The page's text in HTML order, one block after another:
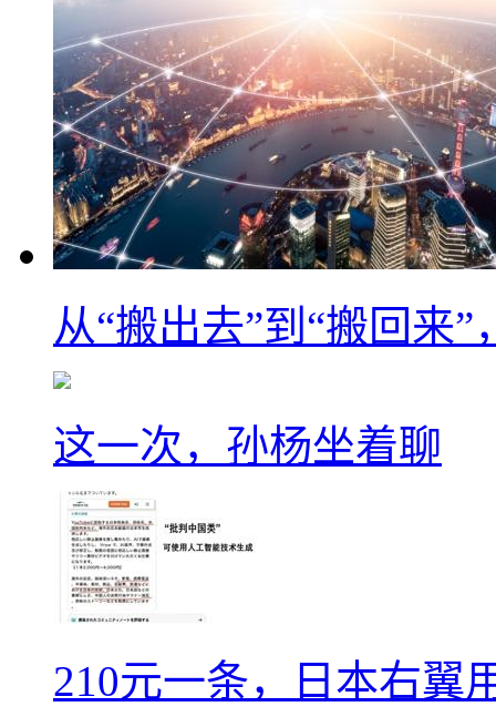
从“搬出去”到“搬回来
这一次，孙杨坐着聊
210元一条，日本右翼